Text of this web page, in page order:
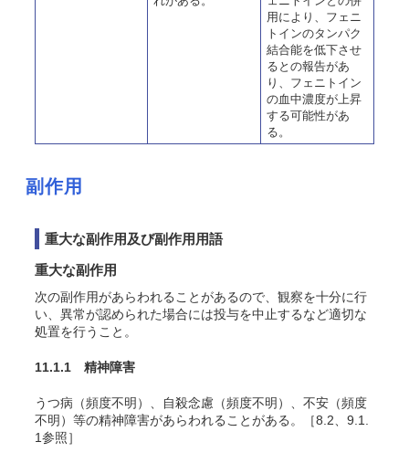
用により、フェニ
トインのタンパク
結合能を低下させ
るとの報告があ
り、フェニトイン
の血中濃度が上昇
する可能性があ
る。
副作用
重大な副作用及び副作用用語
重大な副作用
次の副作用があらわれることがあるので、観察を十分に行
い、異常が認められた場合には投与を中止するなど適切な
処置を行うこと。
11.1.1 精神障害
うつ病（頻度不明）、自殺念慮（頻度不明）、不安（頻度
不明）等の精神障害があらわれることがある。［8.2、9.1.
1参照］